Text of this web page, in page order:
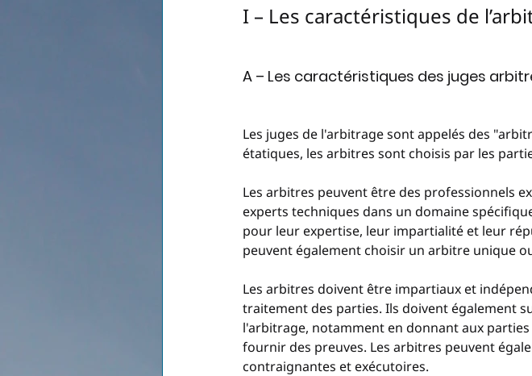
I – Les caractéristiques de
A – Les caractéristiques des juges
Les juges de l'arbitrage sont appelés des
étatiques, les arbitres sont choisis par les
Les arbitres peuvent être des professionnels
experts techniques dans un domaine
pour leur expertise, leur impartialité et leur
peuvent également choisir un arbitre unique
Les arbitres doivent être impartiaux et
traitement des parties. Ils doivent également
l'arbitrage, notamment en donnant aux
fournir des preuves. Les arbitres peuvent
contraignantes et exécutoires.